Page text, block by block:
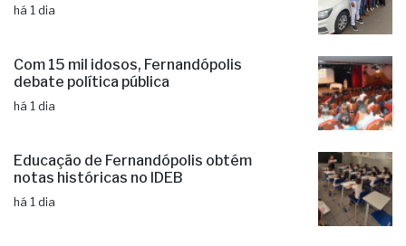
há 1 dia
Com 15 mil idosos, Fernandópolis
debate política pública
há 1 dia
Educação de Fernandópolis obtém
notas históricas no IDEB
há 1 dia